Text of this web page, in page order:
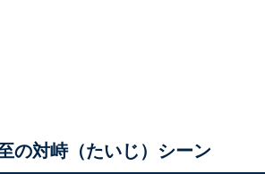
の対峙（たいじ）シーン